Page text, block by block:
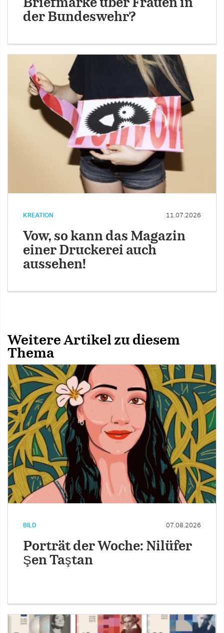
Briefmarke über Frauen in
der Bundeswehr?
KREATION 11.07.2026
Vow, so kann das Magazin
einer Druckerei auch
aussehen!
Weitere Artikel zu diesem
Thema
BILD 07.08.2026
Porträt der Woche: Nilüfer
Şen Taştan